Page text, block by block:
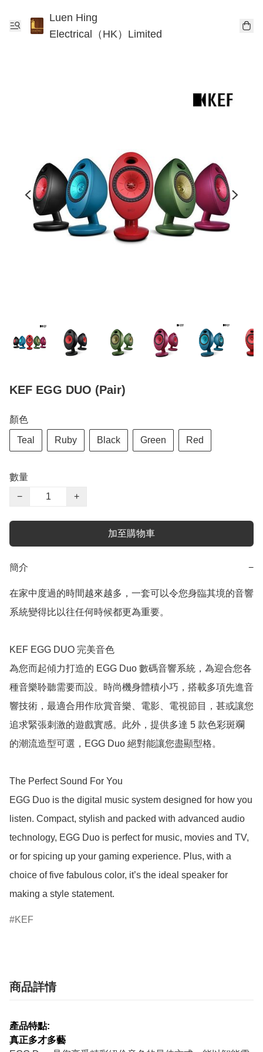
Luen Hing
Electrical（HK）Limited
KEF EGG DUO (Pair)
顏色
Teal Ruby Black Green Red
數量
−
+
加至購物車
簡介 −
在家中度過的時間越來越多，一套可以令您身臨其境的音響
系統變得比以往任何時候都更為重要。
KEF EGG DUO 完美音色
為您而起傾力打造的 EGG Duo 數碼音響系統，為迎合您各
種音樂聆聽需要而設。時尚機身體積小巧，搭載多項先進音
響技術，最適合用作欣賞音樂、電影、電視節目，甚或讓您
追求緊張刺激的遊戲實感。此外，提供多達 5 款色彩斑斕
的潮流造型可選，EGG Duo 絕對能讓您盡顯型格。
The Perfect Sound For You
EGG Duo is the digital music system designed for how you
listen. Compact, stylish and packed with advanced audio
technology, EGG Duo is perfect for music, movies and TV,
or for spicing up your gaming experience. Plus, with a
choice of five fabulous color, it’s the ideal speaker for
making a style statement.
KEF
商品詳情
產品特點:
真正多才多藝